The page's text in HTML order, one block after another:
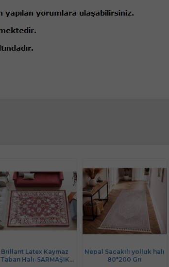
Brillant Latex Kaymaz
Taban Halı-SARMAŞIK
Nepal Sacakılı yolluk halı
80*200 Gri